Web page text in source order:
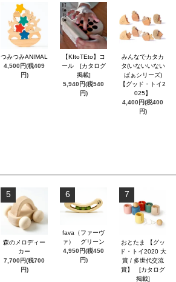
つみつみANIMAL
4,500円(税409
円)
【KItoTEto】コ
ール [カタログ
掲載]
5,940円(税540
円)
みんなでカタカ
タ(いないいない
ばぁシリーズ)
【グッド・トイ2
025】
4,400円(税400
円)
5
森のメロディー
カー
7,700円(税700
円)
6
fava（ファーヴ
ァ） グリーン
4,950円(税450
円)
7
おとたま 【グッ
ド・トイ2020 大
賞 / 多世代交流
賞】 [カタログ
掲載]